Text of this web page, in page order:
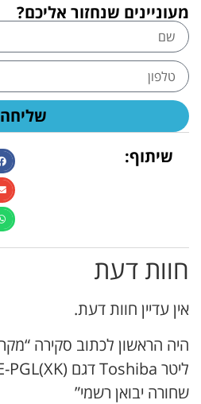
מעוניינים שנחזור אליכם?
שליחה
שיתוף:
חוות דעת
אין עדיין חוות דעת.
שחורה יבואן רשמי”